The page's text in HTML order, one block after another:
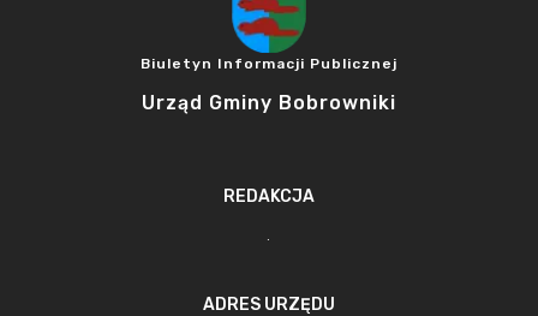
Biuletyn Informacji Publicznej
Urząd Gminy Bobrowniki
REDAKCJA
.
ADRES URZĘDU